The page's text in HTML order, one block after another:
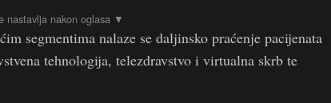
segmentima nalaze se daljinsko praćenje pacijenata
tehnologija, telezdravstvo i virtualna skrb te